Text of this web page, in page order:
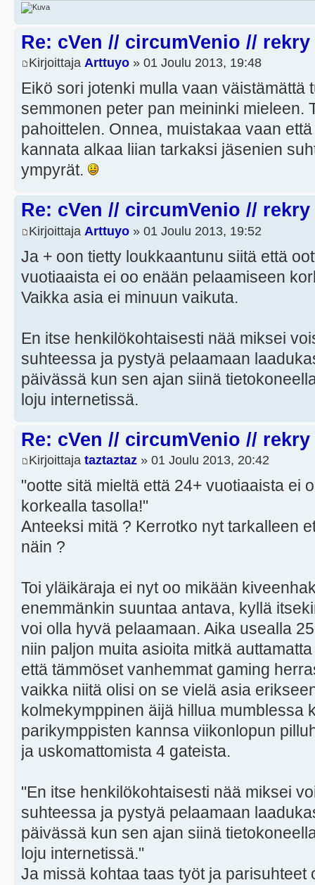
Re: cVen // circumVenio // rekry
Kirjoittaja Arttuyo » 01 Joulu 2013, 19:48
Eikö sori jotenki mulla vaan väistämättä
semmonen peter pan meininki mieleen.
pahoittelen. Onnea, muistakaa vaan
kannata alkaa liian tarkaksi jäsenien
ympyrät.
Re: cVen // circumVenio // rekry
Kirjoittaja Arttuyo » 01 Joulu 2013, 19:52
Ja + oon tietty loukkaantunu siitä että
vuotiaaista ei oo enään pelaamiseen
Vaikka asia ei minuun vaikuta.
En itse henkilökohtaisesti nää miksei
suhteessa ja pystyä pelaamaan
päivässä kun sen ajan siinä
loju internetissä.
Re: cVen // circumVenio // rekry
Kirjoittaja taztaztaz » 01 Joulu 2013, 20:42
"ootte sitä mieltä että 24+ vuotiaaista ei
korkealla tasolla!"
Anteeksi mitä ? Kerrotko nyt tarkalleen
näin ?
Toi yläikäraja ei nyt oo mikään
enemmänkin suuntaa antava, kyllä
voi olla hyvä pelaamaan. Aika usealla
niin paljon muita asioita mitkä
että tämmöset vanhemmat gaming
vaikka niitä olisi on se vielä asia
kolmekymppinen äijä hillua mumblessa
parikymppisten kannsa viikonlopun
ja uskomattomista 4 gateista.
"En itse henkilökohtaisesti nää miksei
suhteessa ja pystyä pelaamaan
päivässä kun sen ajan siinä
loju internetissä."
Ja missä kohtaa taas työt ja parisuhteet